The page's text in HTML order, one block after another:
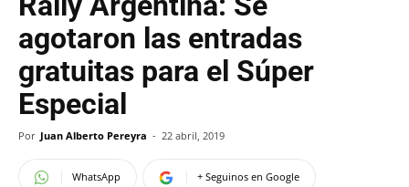
agotaron las entradas
gratuitas para el Súper
Especial
Por Juan Alberto Pereyra - 22 abril, 2019
WhatsApp + Seguinos en Google